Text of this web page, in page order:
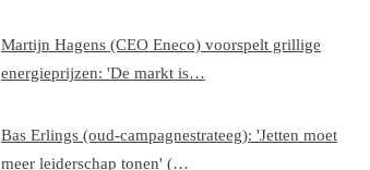
Martijn Hagens (CEO Eneco) voorspelt grillige
energieprijzen: 'De markt is…
Bas Erlings (oud-campagnestrateeg): 'Jetten moet
meer leiderschap tonen' (…